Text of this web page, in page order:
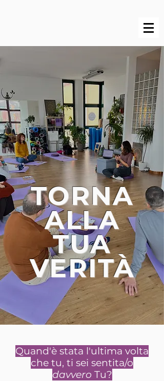
TORNA
ALLA
TUA
VERITÀ
Quand'è stata l'ultima volta
che tu, ti sei sentita/o
davvero Tu?